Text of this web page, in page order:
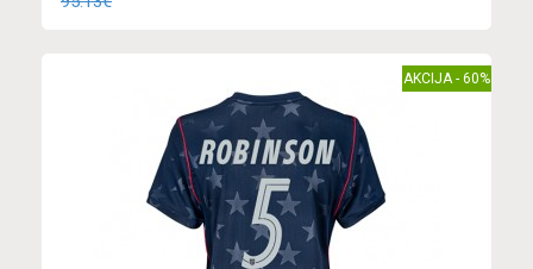
AKCIJA - 60%